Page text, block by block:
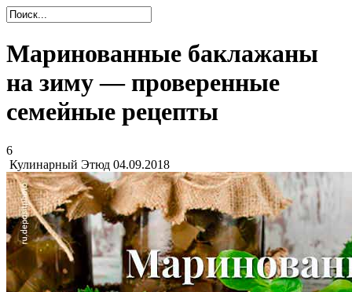
Маринованные баклажаны
на зиму — проверенные
семейные рецепты
6
Кулинарный Этюд 04.09.2018